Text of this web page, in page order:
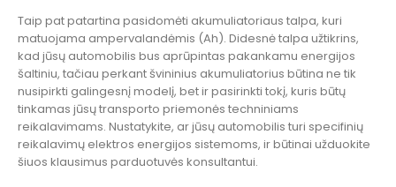
Taip pat patartina pasidomėti akumuliatoriaus talpa, kuri
matuojama ampervalandėmis (Ah). Didesnė talpa užtikrins,
kad jūsų automobilis bus aprūpintas pakankamu energijos
šaltiniu, tačiau perkant švininius akumuliatorius būtina ne tik
nusipirkti galingesnį modelį, bet ir pasirinkti tokį, kuris būtų
tinkamas jūsų transporto priemonės techniniams
reikalavimams. Nustatykite, ar jūsų automobilis turi specifinių
reikalavimų elektros energijos sistemoms, ir būtinai užduokite
šiuos klausimus parduotuvės konsultantui.